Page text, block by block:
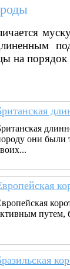
на порядок
они были
путем,